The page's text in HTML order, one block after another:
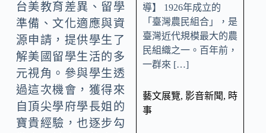
台美教育差異、留學
準備、文化適應與資
源申請，提供學生了
解美國留學生活的多
元視角。參與學生透
過這次機會，獲得來
自頂尖學府學長姐的
寶貴經驗，也逐步勾
導】 1926年成立的
「臺灣農民組合」，是
臺灣近代規模最大的農
民組織之一。百年前，
一群來 […]
藝文展覽, 影音新聞, 時
事